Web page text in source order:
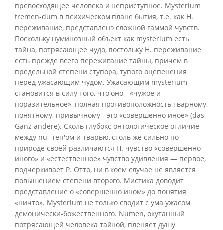
превосходящее человека и неприступное. Mysterium
tremen-dum в психическом плане бытия, т.е. как Н.
переживание, представлено сложной гаммой чувств.
Поскольку нуминозный объект как mysterium есть
тайна, потрясающее чудо, постольку Н. переживание
есть прежде всего переживание тайны, причем в
предельной степени ступора, тупого оцепенения
перед ужасающим чудом. Ужасающим mysterium
становится в силу того, что оно - «чужое и
поразительное», полная противоположность тварному,
понятному, привычному - это «совершенно иное» (das
Ganz andere). Сколь глубоко онтологическое отличие
между nu- теп'ом и тварью, столь же сильно по
природе своей различаются Н. чувство «совершенно
иного» и «естественное» чувство удивления — первое,
подчеркивает Р. Отто, ни в коем случае не является
повышением степени второго. Мистика доводит
представление о «совершенно ином» до понятия
«ничто». Mysterium не только сводит с ума ужасом
демонически-божественного. Numen, окутанный
потрясающей человека тайной, пленяет душу